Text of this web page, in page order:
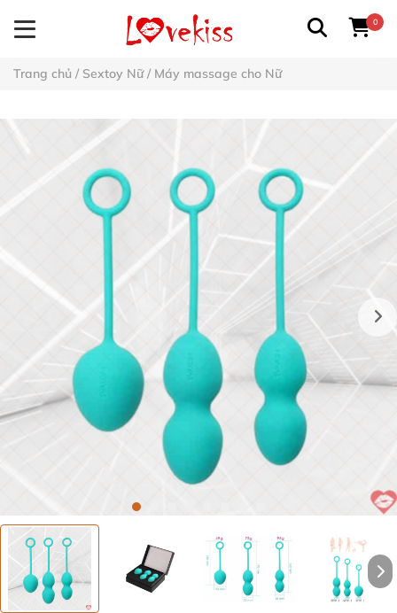
0
Trang chủ / Sextoy Nữ/ Máy massage cho Nữ